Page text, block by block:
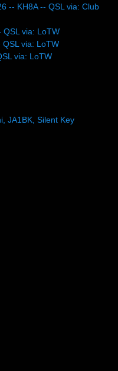
-- KH8A -- QSL via: Club
QSL via: LoTW
via: LoTW
via: LoTW
JA1BK, Silent Key